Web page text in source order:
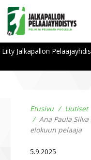
Liity Jalkapallon
Etusivu
Uutiset
Ana Paula
elokuun pelaaja
5.9.2025